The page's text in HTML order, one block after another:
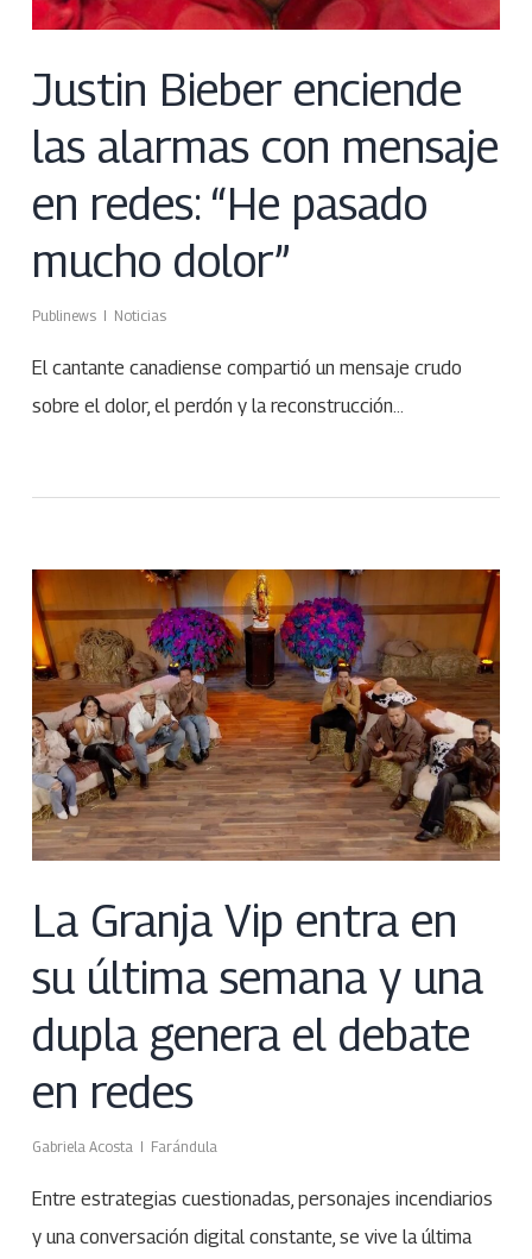
Justin Bieber enciende
las alarmas con mensaje
en redes: “He pasado
mucho dolor”
Publinews Noticias
El cantante canadiense compartió un mensaje crudo
sobre el dolor, el perdón y la reconstrucción…
La Granja Vip entra en
su última semana y una
dupla genera el debate
en redes
Gabriela Acosta Farándula
Entre estrategias cuestionadas, personajes incendiarios
y una conversación digital constante, se vive la última